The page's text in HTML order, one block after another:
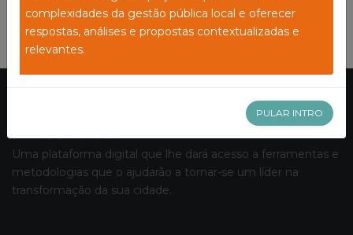
complexidades da gestão pública local e oferecer
respostas, análises e propostas contextualizadas e
relevantes.
PULAR INTRO
Uma plataforma digital que lhe dará acesso a ferramentas e
metodologias que o ajudarão a tornar-se um líder na
transformação da sua cidade.